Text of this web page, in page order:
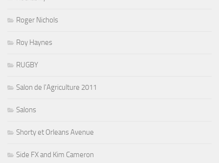
Roger Nichols
Roy Haynes
RUGBY
Salon de l'Agriculture 2011
Salons
Shorty et Orleans Avenue
Side FX and Kim Cameron